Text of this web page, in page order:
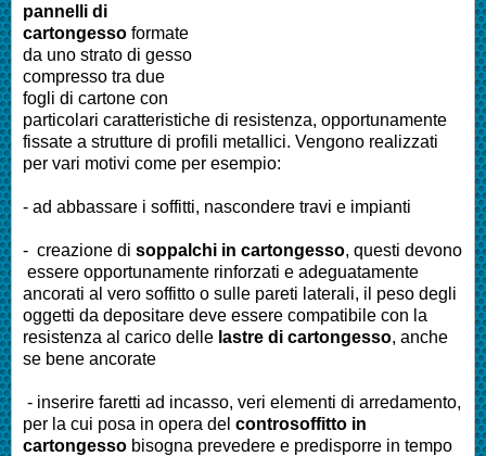
pannelli di
cartongesso formate
da uno strato di gesso
compresso tra due
fogli di cartone con
particolari caratteristiche di resistenza, opportunamente
fissate a strutture di profili metallici. Vengono realizzati
per vari motivi come per esempio:
- ad abbassare i soffitti, nascondere travi e impianti
- creazione di soppalchi in cartongesso, questi devono
essere opportunamente rinforzati e adeguatamente
ancorati al vero soffitto o sulle pareti laterali, il peso degli
oggetti da depositare deve essere compatibile con la
resistenza al carico delle lastre di cartongesso, anche
se bene ancorate
- inserire faretti ad incasso, veri elementi di arredamento,
per la cui posa in opera del controsoffitto in
cartongesso bisogna prevedere e predisporre in tempo